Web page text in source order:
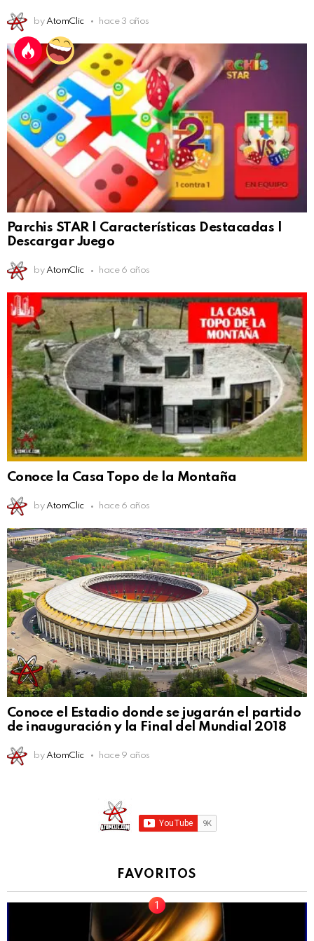
by AtomClic hace 3 años
Parchis STAR | Características Destacadas |
Descargar Juego
by AtomClic hace 6 años
Conoce la Casa Topo de la Montaña
by AtomClic hace 6 años
Conoce el Estadio donde se jugarán el partido
de inauguración y la Final del Mundial 2018
by AtomClic hace 9 años
FAVORITOS